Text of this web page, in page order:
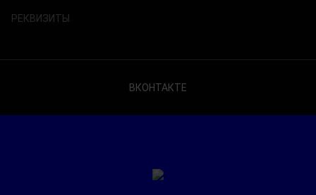
РЕКВИЗИТЫ
ВКОНТАКТЕ